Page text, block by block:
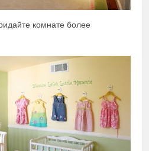
комнате более